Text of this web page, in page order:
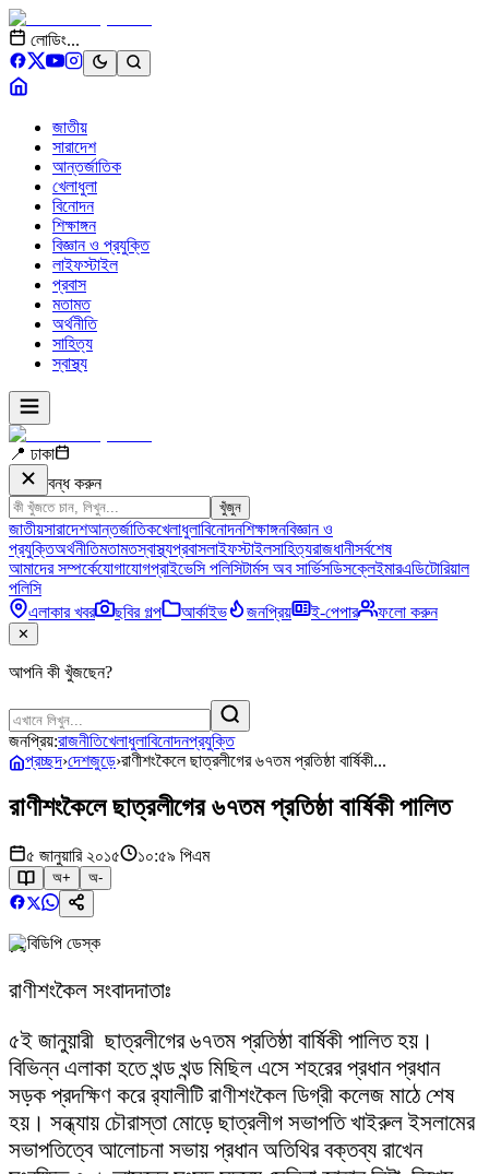
লোডিং...
জাতীয়
সারাদেশ
আন্তর্জাতিক
খেলাধুলা
বিনোদন
শিক্ষাঙ্গন
বিজ্ঞান ও প্রযুক্তি
লাইফস্টাইল
প্রবাস
মতামত
অর্থনীতি
সাহিত্য
স্বাস্থ্য
📍 ঢাকা
বন্ধ করুন
খুঁজুন
জাতীয়সারাদেশআন্তর্জাতিকখেলাধুলাবিনোদনশিক্ষাঙ্গনবিজ্ঞান ও
প্রযুক্তিঅর্থনীতিমতামতস্বাস্থ্যপ্রবাসলাইফস্টাইলসাহিত্যরাজধানীসর্বশেষ
আমাদের সম্পর্কেযোগাযোগপ্রাইভেসি পলিসিটার্মস অব সার্ভিসডিসক্লেইমারএডিটোরিয়াল
পলিসি
এলাকার খবর
ছবির গল্প আর্কাইভ জনপ্রিয় ই-পেপার ফলো করুন
✕
আপনি কী খুঁজছেন?
জনপ্রিয়:রাজনীতিখেলাধুলাবিনোদনপ্রযুক্তি
প্রচ্ছদ›দেশজুড়ে›রাণীশংকৈলে ছাত্রলীগের ৬৭তম প্রতিষ্ঠা বার্ষিকী...
রাণীশংকৈলে ছাত্রলীগের ৬৭তম প্রতিষ্ঠা বার্ষিকী পালিত
৫ জানুয়ারি ২০১৫ ১০:৫৯ পিএম
অ+ অ-
বিডিপি ডেস্ক
রাণীশংকৈল সংবাদদাতাঃ
৫ই জানুয়ারী ছাত্রলীগের ৬৭তম প্রতিষ্ঠা বার্ষিকী পালিত হয়।
বিভিন্ন এলাকা হতে খন্ড খন্ড মিছিল এসে শহরের প্রধান প্রধান
সড়ক প্রদক্ষিণ করে র‌্যালীটি রাণীশংকৈল ডিগ্রী কলেজ মাঠে শেষ
হয়। সন্ধ্যায় চৌরাস্তা মোড়ে ছাত্রলীগ সভাপতি খাইরুল ইসলামের
সভাপতিত্বে আলোচনা সভায় প্রধান অতিথির বক্তব্য রাখেন